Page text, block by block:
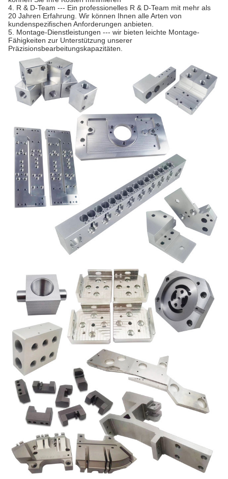
4. R & D-Team --- Ein professionelles R & D-Team mit mehr als
20 Jahren Erfahrung. Wir können Ihnen alle Arten von
kundenspezifischen Anforderungen anbieten.
5. Montage-Dienstleistungen --- wir bieten leichte Montage-
Fähigkeiten zur Unterstützung unserer
Präzisionsbearbeitungskapazitäten.